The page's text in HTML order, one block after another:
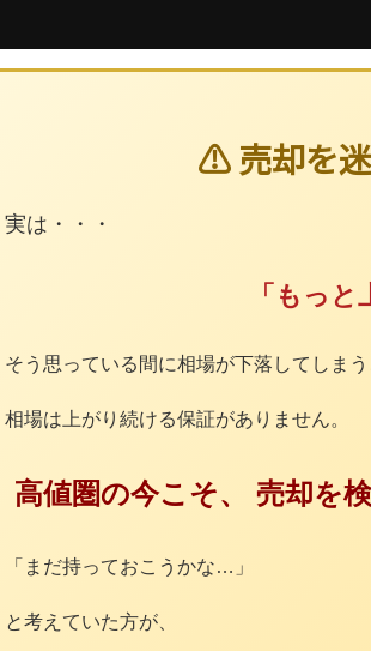
⚠ 売却を
実は・・・
「もっと
そう思っている間に相場が下落してしまう
相場は上がり続ける保証がありません。
高値圏の今こそ、 売却を
「まだ持っておこうかな…」
と考えていた方が、